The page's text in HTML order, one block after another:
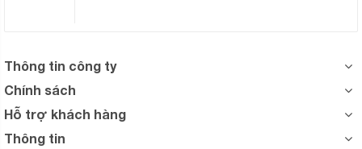
Thông tin công ty
Chính sách
Hỗ trợ khách hàng
Thông tin